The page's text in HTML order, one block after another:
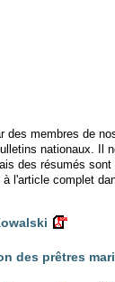
membres de
nationaux. Il
des résumés
l'article complet
des prêtres